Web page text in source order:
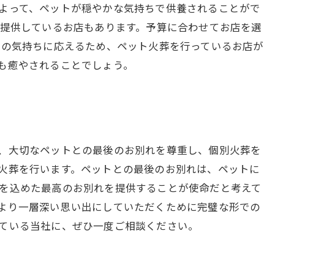
て、ペットが穏やかな気持ちで供養されることがで
供しているお店もあります。予算に合わせてお店を選
気持ちに応えるため、ペット火葬を行っているお店が
やされることでしょう。
切なペットとの最後のお別れを尊重し、個別火葬を
を行います。ペットとの最後のお別れは、ペットに
めた最高のお別れを提供することが使命だと考えて
一層深い思い出にしていただくために完璧な形での
る当社に、ぜひ一度ご相談ください。